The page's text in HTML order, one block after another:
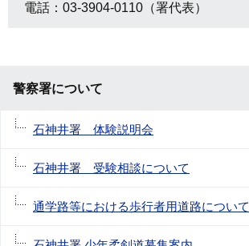
電話：03-3904-0110（署代表）
警察署について
石神井署 体験説明会
石神井署 受験相談について
通学路等における歩行者用道路について